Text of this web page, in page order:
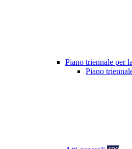
Piano triennale per
Piano